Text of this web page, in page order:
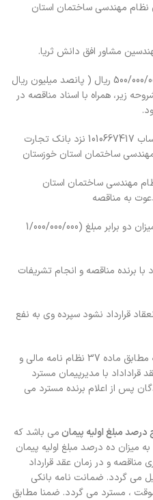
نظام مهندسی ساختمان استان
مشاور افق دانش ثریا.
500/000/000 ریال ( پانصد میلیون ریال
زير، همراه‌ با اسناد مناقصه‌ در
الف: فیش واریز مبلغ فوق به شماره حساب 1010667417 نزد بانک تجارت
ساختمان استان خوزستان
مهندسی ساختمان استان
به مناقصه
ج- سفته با امضا دو ضامن معتبر به میزان دو برابر مبلغ (1/000/000/000
برنده مناقصه و انجام تشریفات
قرارداد نشود سپرده وی به نفع
8-2- سپرده نفرات دوم و سوم مناقصه مطابق ماده 37 نظام نامه مالی و
با مدیرپیمان مسترد
پس از اعلام برنده مسترد می
درصد مبلغ اولیه پیمانمی باشد که
میزان ده درصد مبلغ اولیه پیمان
مناقصه و در زمان عقد قرارداد
می گردد. ضمانت نامه بانکی
، مسترد مي گردد. ضمنا مطابق